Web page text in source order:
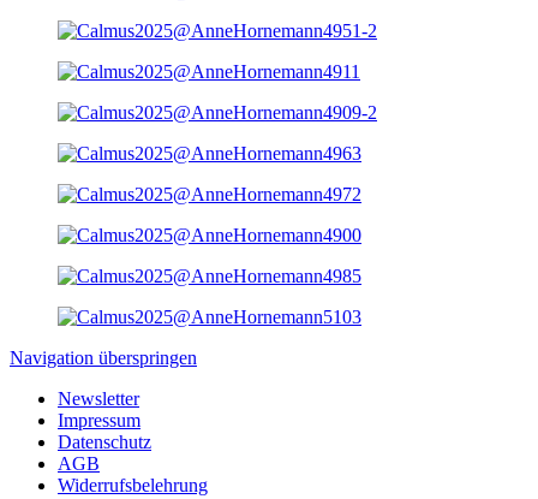
Navigation überspringen
Newsletter
Impressum
Datenschutz
AGB
Widerrufsbelehrung